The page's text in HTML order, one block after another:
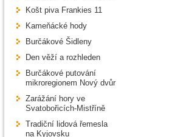
Košt piva Frankies 11
Kameňácké hody
Burčákové Šidleny
Den věží a rozhleden
Burčákové putování
mikroregionem Nový dvůr
Zarážání hory ve
Svatobořicích-Mistříně
Tradiční lidová řemesla
na Kyjovsku